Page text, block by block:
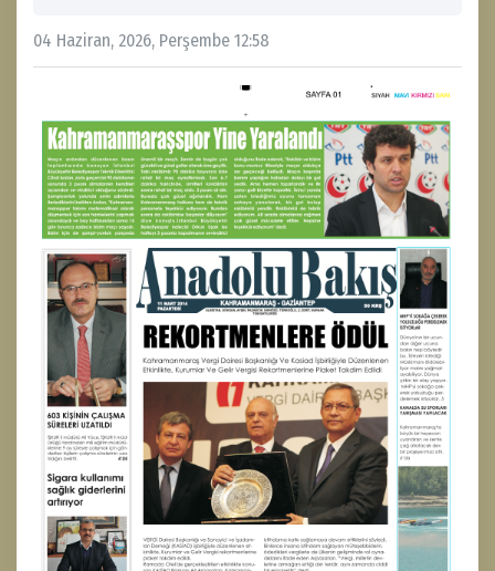
04 Haziran, 2026, Perşembe 12:58